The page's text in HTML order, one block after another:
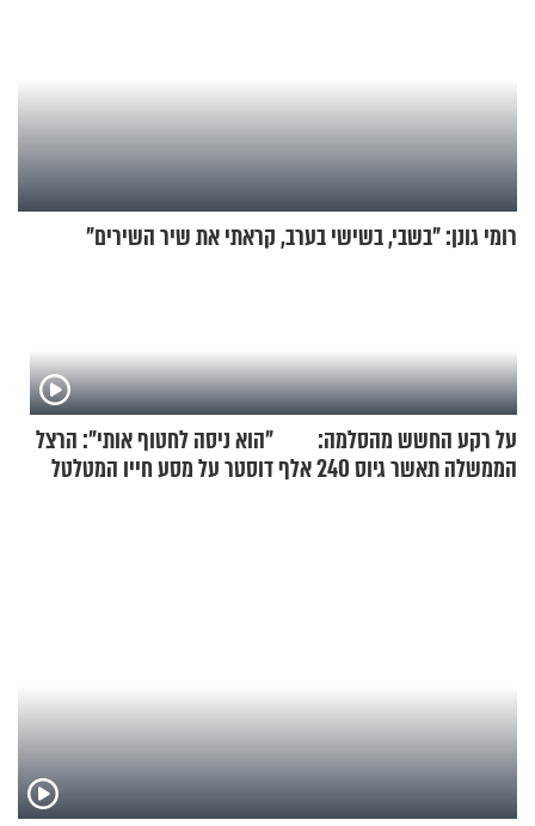
רומי גונן: "בשבי, בשישי בערב, קראתי את שיר השירים"
על רקע החשש מהסלמה:
הממשלה תאשר גיוס 240 אלף
"הוא ניסה לחטוף אותי": הרצל
דוסטר על מסע חייו המטלטל